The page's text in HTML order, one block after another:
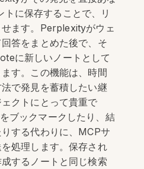
に保存することで、リ
ます。Perplexityがウェ
答をまとめた後で、そ
に新しいノートとして
す。この機能は、時間
で発見を蓄積したい継
クトにとって貴重で
ブックマークしたり、結
する代わりに、MCPサ
処理します。保存され
するノートと同じ検索